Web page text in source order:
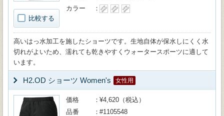
比較する
カラー
高いはっ水加工を施したショーツです。生地自体が保水しにくく水
切れがよいため、濡れても乾きやすくウォータースポーツに適して
います。
H2.OD ショーツ Women's 女性用
価格
¥4,620（税込）
品番
#1105548